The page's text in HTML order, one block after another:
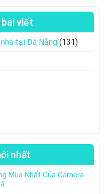
viết
tại Đà Nẵng (131)
nhất
Mua Nhất Của Camera